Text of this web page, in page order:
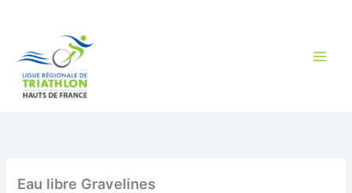
Eau libre Gravelines